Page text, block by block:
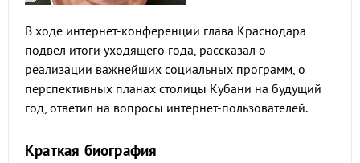
В ходе интернет-конференции глава Краснодара
подвел итоги уходящего года, рассказал о
реализации важнейших социальных программ, о
перспективных планах столицы Кубани на будущий
год, ответил на вопросы интернет-пользователей.
Краткая биография